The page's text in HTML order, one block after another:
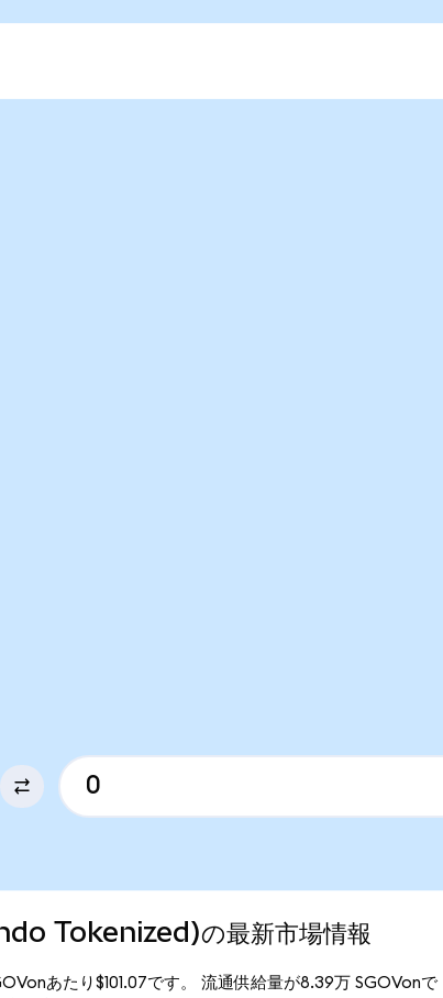
Tokenized)の最新市場情報
あたり$101.07です。 流通供給量が8.39万 SGOVonで